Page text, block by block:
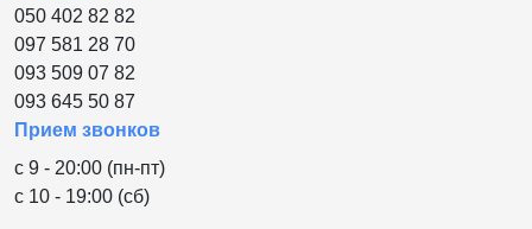
050 402 82 82
097 581 28 70
093 509 07 82
093 645 50 87
Прием звонков
с 9 - 20:00 (пн-пт)
с 10 - 19:00 (сб)